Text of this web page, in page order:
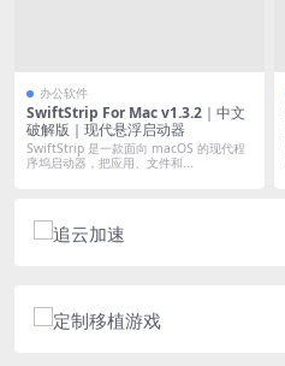
办公软件
SwiftStrip For Mac v1.3.2｜中文
破解版｜现代悬浮启动器
SwiftStrip 是一款面向 macOS 的现代程
序坞启动器，把应用、文件和...